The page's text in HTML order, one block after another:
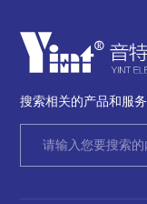
搜索相关的产品和服务